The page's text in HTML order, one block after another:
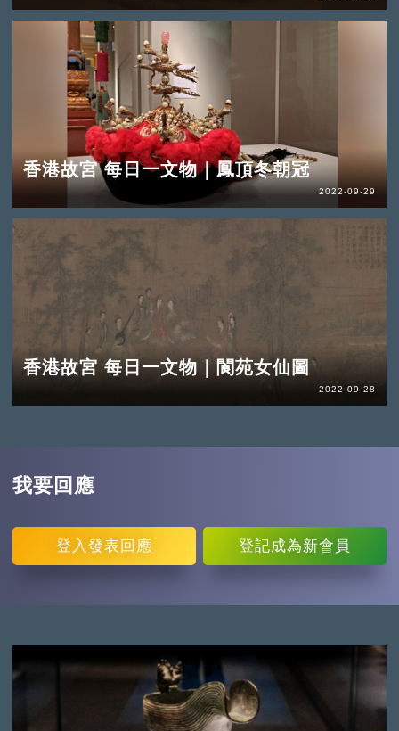
香港故宮 每日一文物｜鳳頂冬朝冠
2022-09-29
香港故宮 每日一文物｜閬苑女仙圖
2022-09-28
我要回應
登入 發表回應 登記成為新會員